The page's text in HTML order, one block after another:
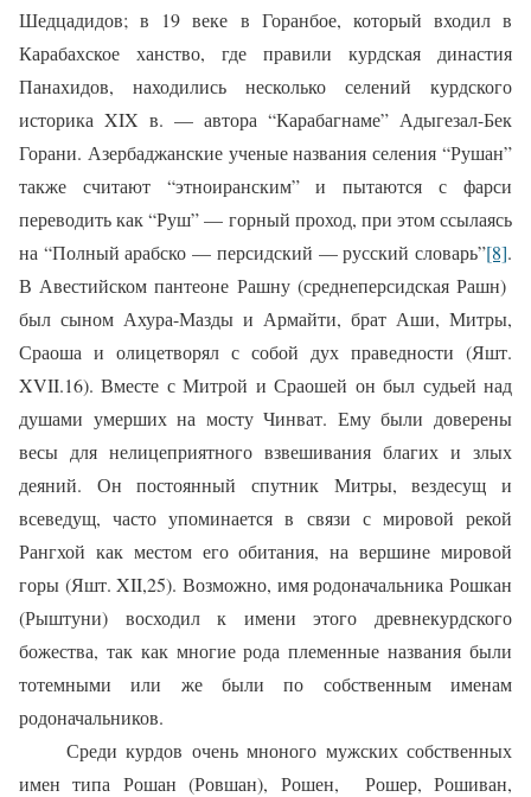
Шедцадидов; в 19 веке в Горанбое, который вхо­дил в
Карабахское ханство, где правили курдская династия
Панахидов, находились несколько селений курдского
историка XIX в. — автора “Карабагнаме” Адыгезал-Бек
Горани. Азербаджанские ученые названия селения “Рушан”
также считают “этноиранским” и пытаются с фарси
переводить как “Руш” — горный проход, при этом ссылаясь
на “Полный арабско — персидский — русский словарь”[8].
В Авестийском пантеоне Рашну (среднеперсидская Рашн)
был сыном Ахура-Мазды и Армайти, брат Аши, Митры,
Сраоша и олицетворял с собой дух праведности (Яшт.
XVII.16). Вместе с Митрой и Сраошей он был судьей над
душами умерших на мосту Чинват. Ему были доверены
весы для нелицеприятного взвешивания благих и злых
деяний. Он постоянный спутник Митры, вездесущ и
всеведущ, часто упоминается в связи с мировой рекой
Рангхой как местом его обитания, на вершине мировой
горы (Яшт. XII,25). Возможно, имя родоначальника Рошкан
(Рыштуни) восходил к имени этого древнекурдского
божества, так как многие рода племенные названия были
тотемными или же были по собственным именам
родоначальников.
Среди курдов очень мноного мужских собственных
имен типа Рошан (Ровшан), Рошен, Рошер, Рошиван,